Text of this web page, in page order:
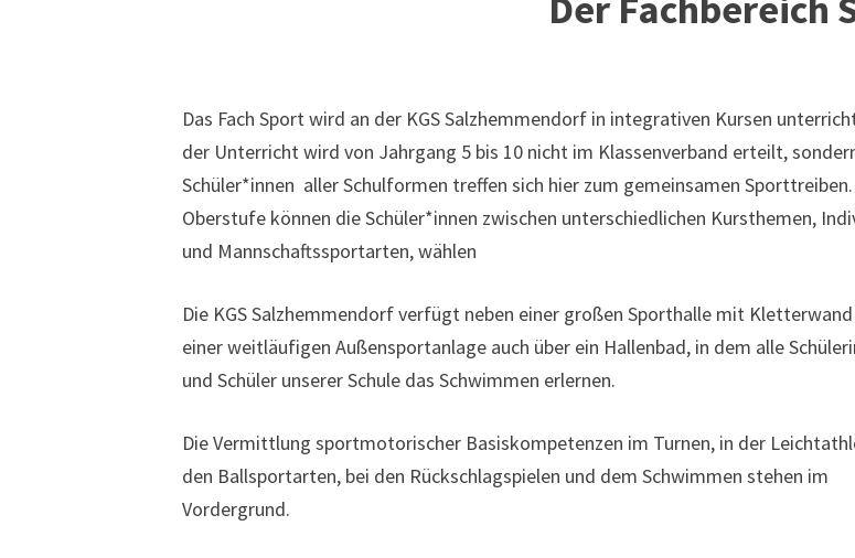
Das Fach Sport wird an der KGS Salzhemmendorf in integrativen Kursen
der Unterricht wird von Jahrgang 5 bis 10 nicht im Klassenverband erteilt,
Schüler*innen aller Schulformen treffen sich hier zum gemeinsamen
Oberstufe können die Schüler*innen zwischen unterschiedlichen Kursthemen,
und Mannschaftssportarten, wählen
Die KGS Salzhemmendorf verfügt neben einer großen Sporthalle mit
einer weitläufigen Außensportanlage auch über ein Hallenbad, in dem alle
und Schüler unserer Schule das Schwimmen erlernen.
Die Vermittlung sportmotorischer Basiskompetenzen im Turnen, in der
den Ballsportarten, bei den Rückschlagspielen und dem Schwimmen stehen im
Vordergrund.